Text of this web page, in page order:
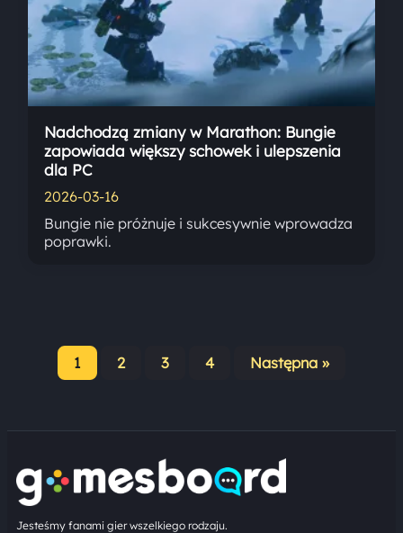
Nadchodzą zmiany w Marathon: Bungie
zapowiada większy schowek i ulepszenia
dla PC
2026-03-16
Bungie nie próżnuje i sukcesywnie wprowadza
poprawki.
Stronicowanie
1 2 3 4 Następna »
Jesteśmy fanami gier wszelkiego rodzaju.